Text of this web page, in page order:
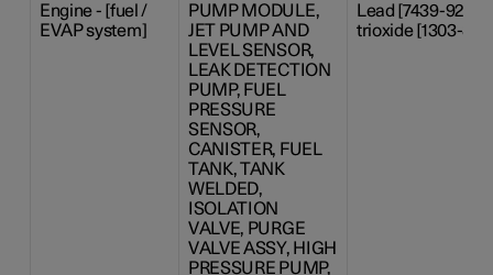
Engine - [fuel /
EVAP system]
PUMP MODULE,
JET PUMP AND
LEVEL SENSOR,
LEAK DETECTION
PUMP, FUEL
PRESSURE
SENSOR,
CANISTER, FUEL
TANK, TANK
WELDED,
ISOLATION
VALVE, PURGE
VALVE ASSY, HIGH
PRESSURE PUMP,
Lead [7439-92-
trioxide [1303-86-